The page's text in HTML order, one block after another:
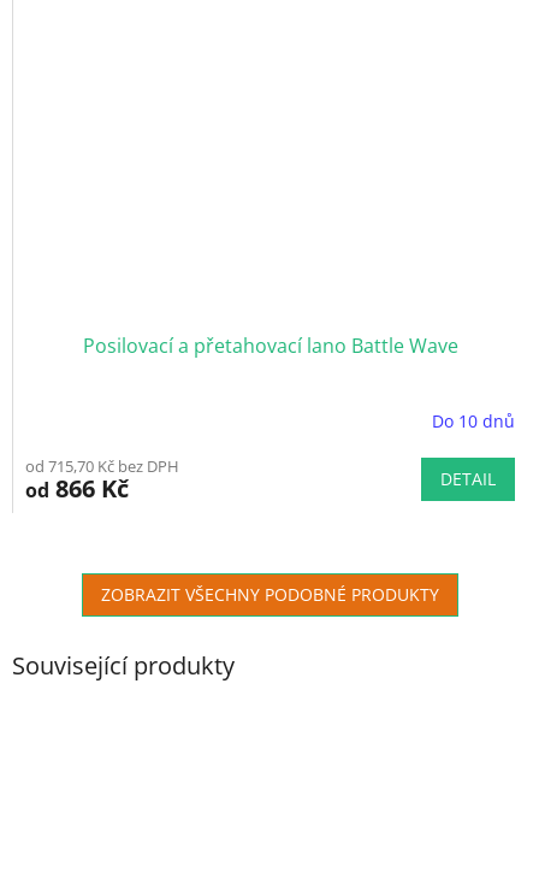
Posilovací a přetahovací lano Battle Wave
Do 10 dnů
od 715,70 Kč bez DPH
od 866 Kč DETAIL
ZOBRAZIT VŠECHNY PODOBNÉ PRODUKTY
Související produkty